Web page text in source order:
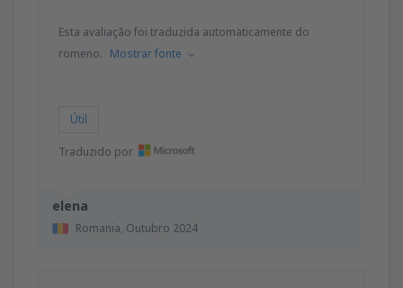
elena
Romania, Outubro 2024
Esta avaliação foi traduzida automaticamente do
romeno. Mostrar fonte
Útil
Traduzido por